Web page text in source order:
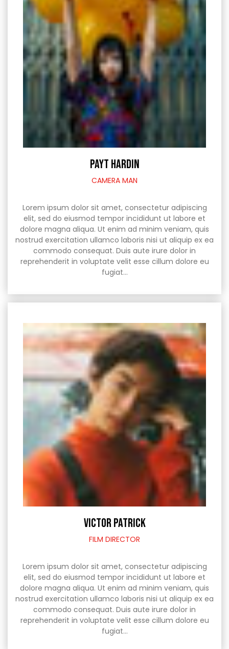
PAYT HARDIN
CAMERA MAN
Lorem ipsum dolor sit amet, consectetur adipiscing
elit, sed do eiusmod tempor incididunt ut labore et
dolore magna aliqua. Ut enim ad minim veniam, quis
nostrud exercitation ullamco laboris nisi ut aliquip ex ea
commodo consequat. Duis aute irure dolor in
reprehenderit in voluptate velit esse cillum dolore eu
fugiat…
VICTOR PATRICK
FILM DIRECTOR
Lorem ipsum dolor sit amet, consectetur adipiscing
elit, sed do eiusmod tempor incididunt ut labore et
dolore magna aliqua. Ut enim ad minim veniam, quis
nostrud exercitation ullamco laboris nisi ut aliquip ex ea
commodo consequat. Duis aute irure dolor in
reprehenderit in voluptate velit esse cillum dolore eu
fugiat…